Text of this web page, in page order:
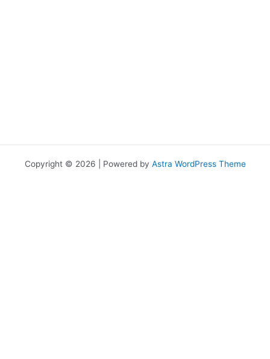
Copyright © 2026 | Powered by Astra WordPress Theme